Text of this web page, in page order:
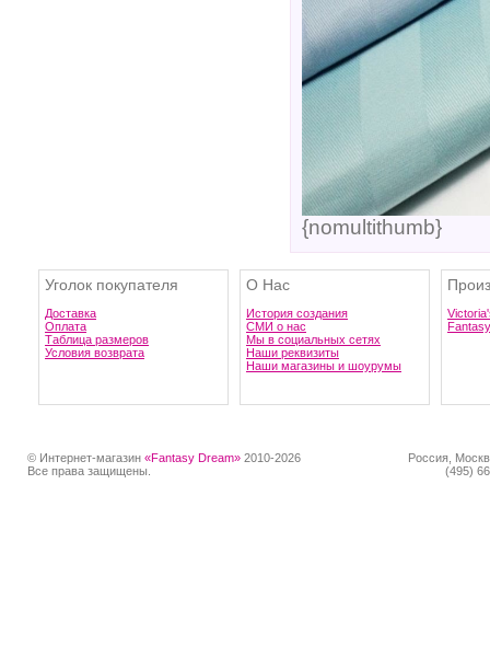
{nomultithumb}
Уголок покупателя
Доставка
Оплата
Таблица размеров
Условия возврата
О Нас
История создания
СМИ о нас
Мы в социальных сетях
Наши реквизиты
Наши магазины и шоурумы
© Интернет-магазин «Fantasy Dream» 2010-2026
Все права защищены.
Россия,
(495)